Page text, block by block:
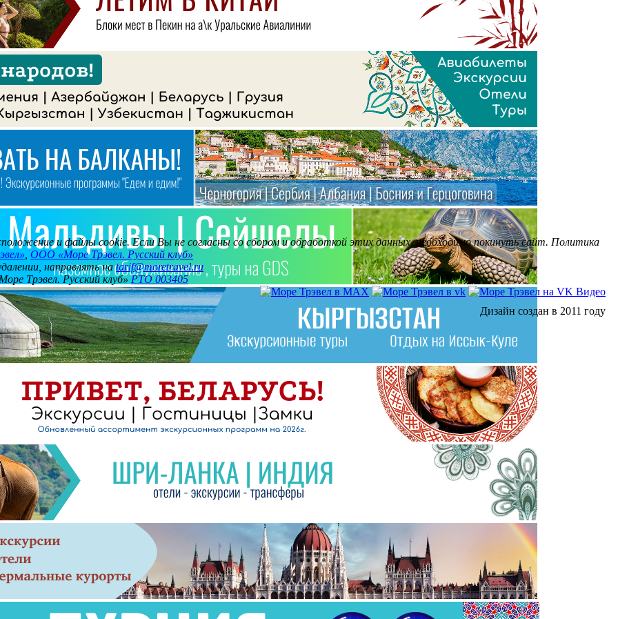
и файлы cookie. Если Вы не согласны со сбором и обработкой этих данных, необходимо покинуть сайт. Политика
ООО «Море Трэвел. Русский клуб»
направлять наtarif@moretravel.ru
Трэвел. Русский клуб»РТО 003405
Дизайн создан в 2011 году